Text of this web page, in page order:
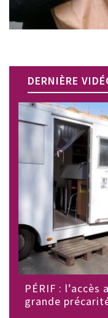
DERNIÈRE
PÉRIF :
grande